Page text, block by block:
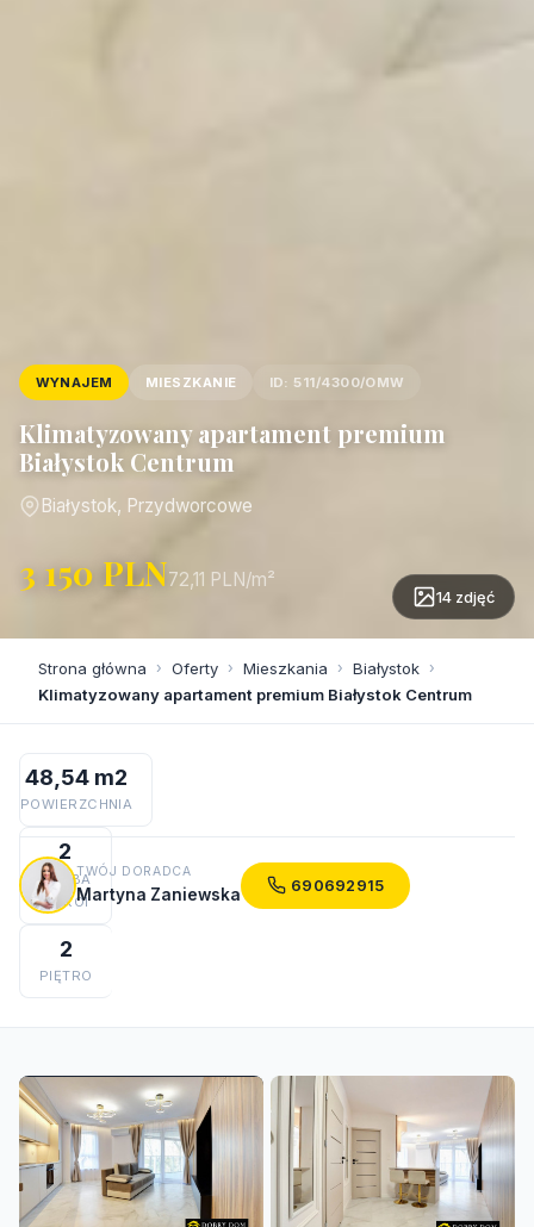
WYNAJEM MIESZKANIE ID: 511/4300/OMW
Klimatyzowany apartament premium
Białystok Centrum
Białystok, Przydworcowe
3 150 PLN72,11 PLN/m²
14 zdjęć
Strona główna › Oferty › Mieszkania › Białystok ›
Klimatyzowany apartament premium Białystok Centrum
48,54 m2
POWIERZCHNIA
2
LICZBA
POKOI
2
PIĘTRO
TWÓJ DORADCA
Martyna Zaniewska 690692915